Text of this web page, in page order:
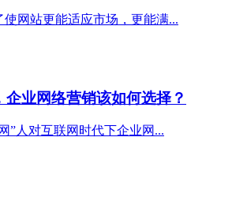
使网站更能适应市场，更能满...
企业网络营销该如何选择？
”人对互联网时代下企业网...